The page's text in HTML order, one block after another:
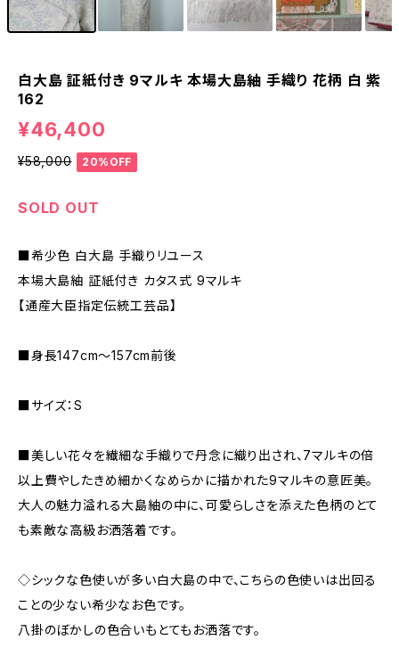
白大島 証紙付き 9マルキ 本場大島紬 手織り 花柄 白 紫
162
¥46,400
¥58,000 20%OFF
SOLD OUT
■希少色 白大島 手織りリユース
本場大島紬 証紙付き カタス式 9マルキ
【通産大臣指定伝統工芸品】
■身長147cm～157cm前後
■サイズ：S
■美しい花々を繊細な手織りで丹念に織り出され、7マルキの倍
以上費やしたきめ細かくなめらかに描かれた9マルキの意匠美。
大人の魅力溢れる大島紬の中に、可愛らしさを添えた色柄のとて
も素敵な高級お洒落着です。
◇シックな色使いが多い白大島の中で、こちらの色使いは出回る
ことの少ない希少なお色です。
八掛のぼかしの色合いもとてもお洒落です。